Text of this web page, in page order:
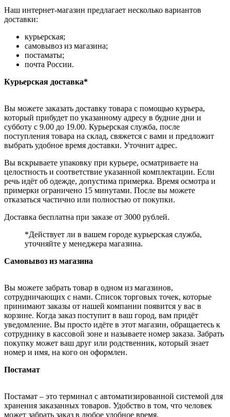
Наш интернет-магазин предлагает несколько вариантов
доставки:
курьерская;
самовывоз из магазина;
постаматы;
почта России.
Курьерская доставка*
Вы можете заказать доставку товара с помощью курьера,
который прибудет по указанному адресу в будние дни и
субботу с 9.00 до 19.00. Курьерская служба, после
поступления товара на склад, свяжется с вами и предложит
выбрать удобное время доставки. Уточнит адрес.
Вы вскрываете упаковку при курьере, осматриваете на
целостность и соответствие указанной комплектации. Если
речь идёт об одежде, допустима примерка. Время осмотра и
примерки ограничено 15 минутами. После вы можете
отказаться частично или полностью от покупки.
Доставка бесплатна при заказе от 3000 рублей.
*Действует ли в вашем городе курьерская служба,
уточняйте у менеджера магазина.
Самовывоз из магазина
Вы можете забрать товар в одном из магазинов,
сотрудничающих с нами. Список торговых точек, которые
принимают заказы от нашей компании появится у вас в
корзине. Когда заказ поступит в ваш город, вам придёт
уведомление. Вы просто идёте в этот магазин, обращаетесь к
сотруднику в кассовой зоне и называете номер заказа. Забрать
покупку может ваш друг или родственник, который знает
номер и имя, на кого он оформлен.
Постамат
Постамат – это терминал с автоматизированной системой для
хранения заказанных товаров. Удобство в том, что человек
может забрать заказ в любое удобное время.